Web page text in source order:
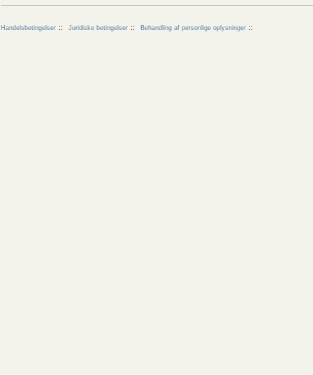
Handelsbetingelser Juridiske betingelser Behandling af personlige oplysninger